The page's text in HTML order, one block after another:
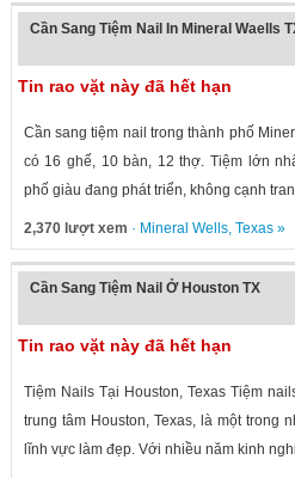
Cần Sang Tiệm Nail In Mineral Waells
Tin rao vặt này đã hết hạn
Cần sang tiệm nail trong thành phố
có 16 ghế, 10 bàn, 12 thợ. Tiệm lớn
phố giàu đang phát triển, không cạnh
2,370 lượt xem · Mineral Wells, Texas»
Cần Sang Tiệm Nail Ở Houston TX
Tin rao vặt này đã hết hạn
Tiệm Nails Tại Houston, Texas Tiệm
trung tâm Houston, Texas, là một trong
lĩnh vực làm đẹp. Với nhiều năm kinh